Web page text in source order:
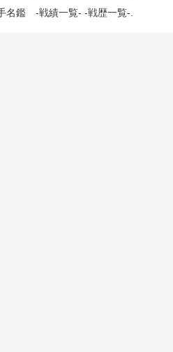
名鑑 -戦績一覧- -戦歴一覧-.